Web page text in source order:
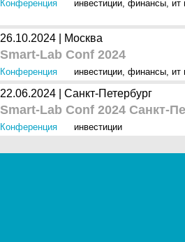
Конференция инвестиции, финансы, ит
26.10.2024 | Москва
Smart-Lab Conf 2024
Конференция инвестиции, финансы, ит
22.06.2024 | Санкт-Петербург
Smart-Lab Conf 2024 Санкт-
Конференция инвестиции